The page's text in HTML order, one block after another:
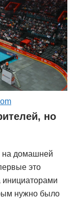
но
на домашней
это
инициаторами
нужно было